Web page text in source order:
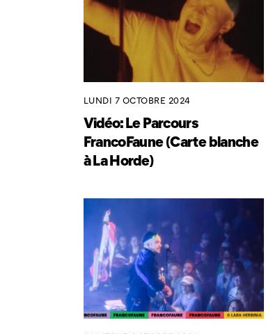
LUNDI 7 OCTOBRE 2024
Vidéo: Le Parcours
FrancoFaune (Carte blanche
à La Horde)